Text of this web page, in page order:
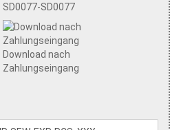
SD0077-SD0077
Download nach
Zahlungseingang